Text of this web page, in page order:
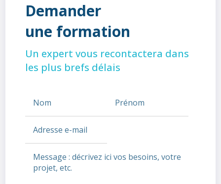
Demander
une formation
Un expert vous recontactera dans
les plus brefs délais